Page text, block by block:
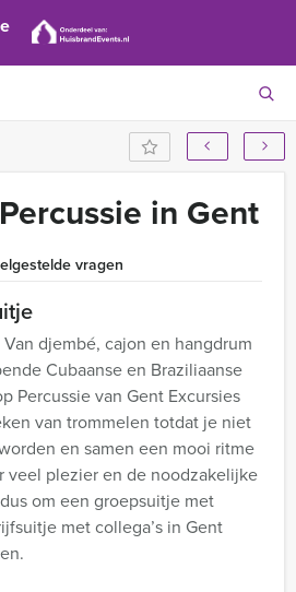
in Gent
vragen
Van djembé, cajon en hangdrum
Cubaanse en Braziliaanse
Percussie van Gent Excursies
van trommelen totdat je niet
en samen een mooi ritme
veel plezier en de noodzakelijke
om een groepsuitje met
met collega’s in Gent